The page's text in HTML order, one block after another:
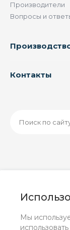
Мы
Производители
Вопросы и
Контакты